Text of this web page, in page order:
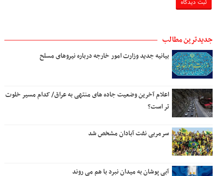
جدیدترین مطالب
بیانیه جدید وزارت امور خارجه درباره نیروهای مسلح
اعلام آخرین وضعیت جاده های منتهی به عراق/ کدام مسیر خلوت
تر است؟
سرمربی نفت آبادان مشخص شد
آبی پوشان به میدان نبرد با هم می روند